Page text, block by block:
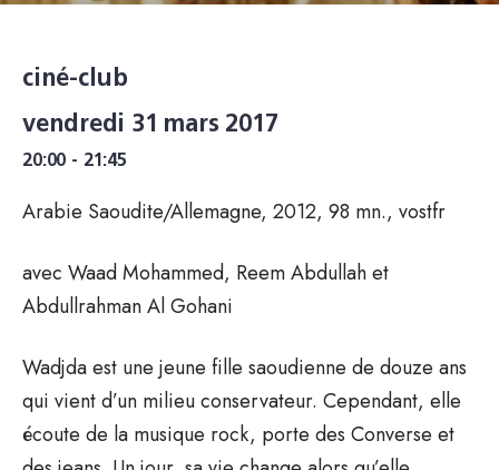
ciné-club
vendredi 31 mars 2017
20:00 - 21:45
Arabie Saoudite/Allemagne, 2012, 98 mn., vostfr
avec Waad Mohammed, Reem Abdullah et
Abdullrahman Al Gohani
Wadjda est une jeune fille saoudienne de douze ans
qui vient d’un milieu conservateur. Cependant, elle
écoute de la musique rock, porte des Converse et